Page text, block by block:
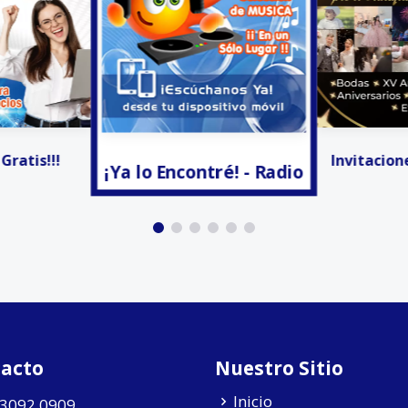
- Radio Invitaciones Digitales
Nuestro Sitio
Inicio